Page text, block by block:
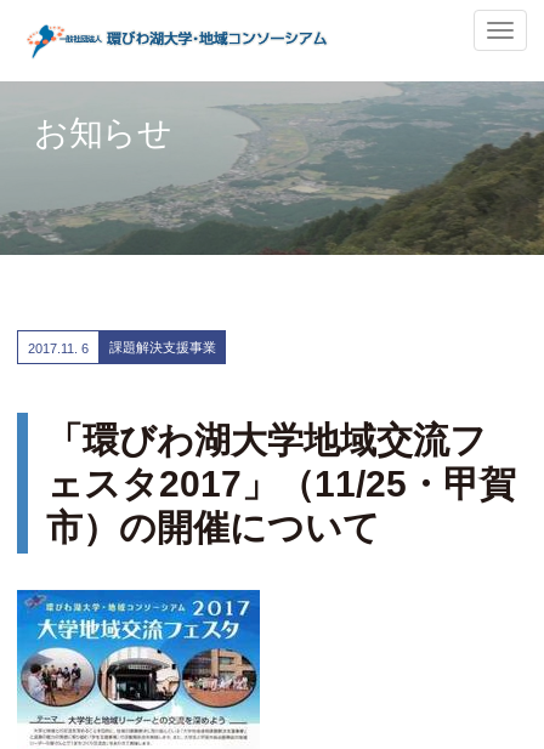
ナ
ビ
ゲ
ー
シ
ョ
ン
替
お知らせ
2017. 11. 6 課題解決支援事業
「環びわ湖大学地域交流フ
ェスタ2017」（11/25・甲賀
市）の開催について